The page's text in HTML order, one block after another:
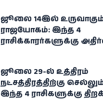
ஜூலை 14இல்
ராஜயோகம்: இந்த 4
ராசிக்காரர்களுக்கு
ஜூலை 29-ல் உத்திரம்
நட்சத்திரத்திற்கு
இந்த 4 ராசிகளுக்கு